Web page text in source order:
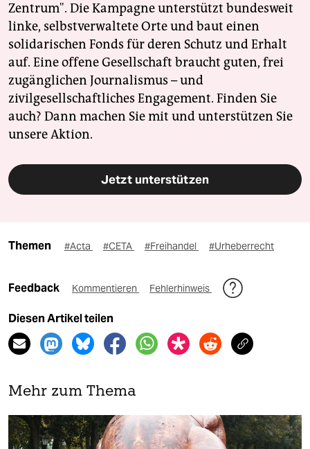
Zentrum". Die Kampagne unterstützt bundesweit
linke, selbstverwaltete Orte und baut einen
solidarischen Fonds für deren Schutz und Erhalt
auf. Eine offene Gesellschaft braucht guten, frei
zugänglichen Journalismus – und
zivilgesellschaftliches Engagement. Finden Sie
auch? Dann machen Sie mit und unterstützen Sie
unsere Aktion.
Jetzt unterstützen
Themen #Acta #CETA #Freihandel #Urheberrecht
Feedback Kommentieren Fehlerhinweis
Diesen Artikel teilen
Mehr zum Thema